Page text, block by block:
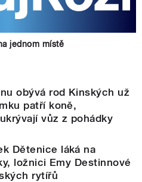
jednom místě
obývá rod Kinských už
patří koně,
vůz z pohádky
Dětenice láká na
ložnici Emy Destinnové
rytířů